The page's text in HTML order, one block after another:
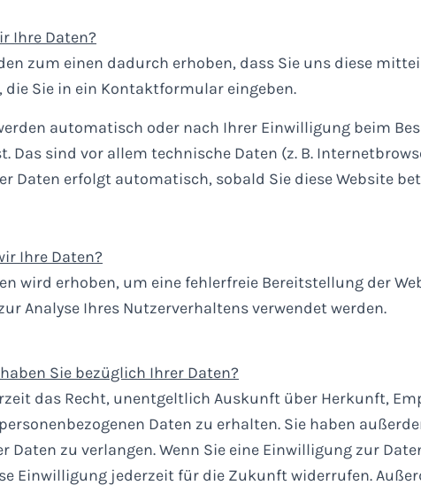
Ihre Daten?
zum einen dadurch erhoben, dass Sie uns diese
die Sie in ein Kontaktformular eingeben.
automatisch oder nach Ihrer Einwilligung beim
Das sind vor allem technische Daten (z. B.
Daten erfolgt automatisch, sobald Sie diese Website
Ihre Daten?
wird erhoben, um eine fehlerfreie Bereitstellung der
Analyse Ihres Nutzerverhaltens verwendet werden.
Sie bezüglich Ihrer Daten?
das Recht, unentgeltlich Auskunft über Herkunft,
Daten zu erhalten. Sie haben
Daten zu verlangen. Wenn Sie eine Einwilligung zur
Einwilligung jederzeit für die Zukunft widerrufen.